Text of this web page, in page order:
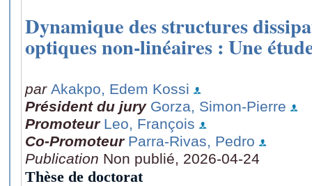
Dynamique des structures
optiques non-linéaires : Une
par Akakpo, Edem Kossi
Président du jury Gorza, Simon-Pierre
Promoteur Leo, François
Co-Promoteur Parra-Rivas, Pedro
Publication Non publié, 2026-04-24
Thèse de doctorat